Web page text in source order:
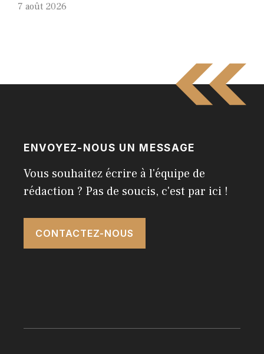
7 août 2026
ENVOYEZ-NOUS UN MESSAGE
Vous souhaitez écrire à l'équipe de
rédaction ? Pas de soucis, c'est par ici !
CONTACTEZ-NOUS